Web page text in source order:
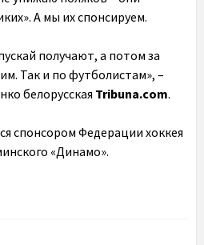
А мы их спонсируем.
получают, а потом за
Так и по футболистам», –
белорусская Tribuna.com.
спонсором Федерации хоккея
«Динамо».